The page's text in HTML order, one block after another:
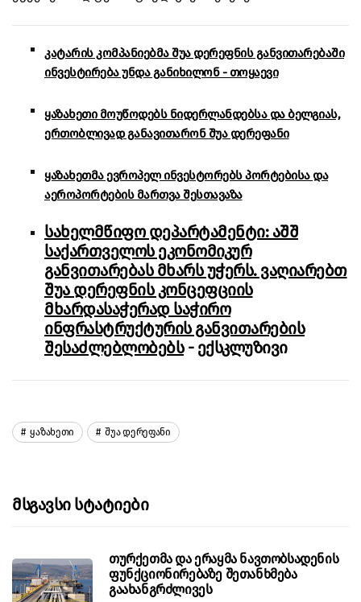
კატარის კომპანიებმა შუა დერეფნის განვითარებაში
ინვესტირება უნდა განიხილონ - თოყაევი
ყაზახეთი მოუწოდებს ნიდერლანდებსა და ბელგიას,
ერთობლივად განავითარონ შუა დერეფანი
ყაზახეთმა ევროპელ ინვესტორებს პორტებისა და
აეროპორტების მართვა შესთავაზა
სახელმწიფო დეპარტამენტი: აშშ
საქართველოს ეკონომიკურ
განვითარებას მხარს უჭერს. ვაღიარებთ
შუა დერეფნის კონცეფციის
მხარდასაჭერად საჭირო
ინფრასტრუქტურის განვითარების
შესაძლებლობებს- ექსკლუზივი
Ყაზახეთი Შუა Დერეფანი
Მსგავსი Სტატიები
თურქეთმა და ერაყმა ნავთობსადენის
ფუნქციონირებაზე შეთანხმება
გაახანგრძლივეს